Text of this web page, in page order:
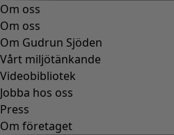
Om oss
Om oss
Om Gudrun Sjöden
Vårt miljötänkande
Videobibliotek
Jobba hos oss
Press
Om företaget